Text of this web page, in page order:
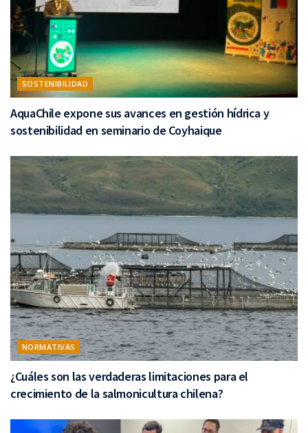
SOSTENIBILIDAD
AquaChile expone sus avances en gestión hídrica y
sostenibilidad en seminario de Coyhaique
NORMATIVAS
¿Cuáles son las verdaderas limitaciones para el
crecimiento de la salmonicultura chilena?